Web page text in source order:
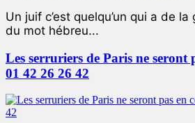
Un juif c’est quelqu’un qui a de
du mot hébreu...
Les serruriers de Paris ne seront
01 42 26 26 42